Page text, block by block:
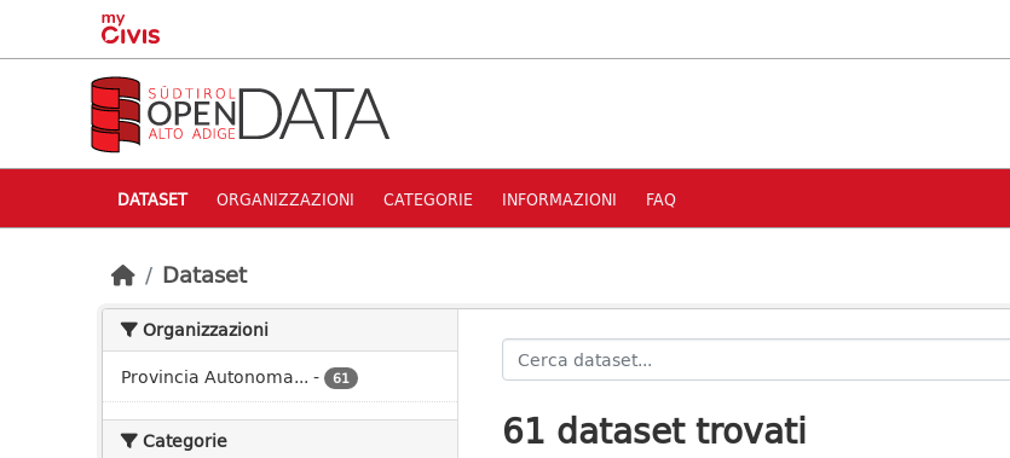
Skip to main content
DATASET ORGANIZZAZIONI CATEGORIE INFORMAZIONI FAQ
Dataset
Organizzazioni
Provincia Autonoma... - 61
Categorie
61 dataset trovati